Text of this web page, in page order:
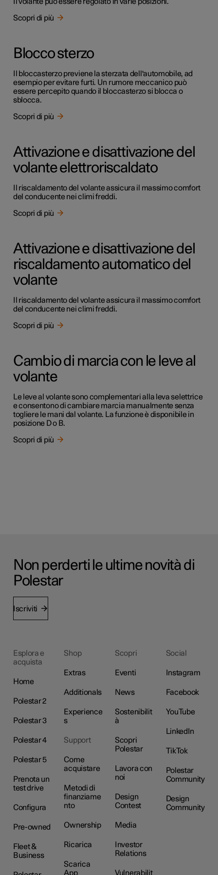
Scopri di più
Blocco sterzo
Il bloccasterzo previene la sterzata dell'automobile, ad
esempio per evitare furti. Un rumore meccanico può
essere percepito quando il bloccasterzo si blocca o
sblocca.
Scopri di più
Attivazione e disattivazione del
volante elettroriscaldato
Il riscaldamento del volante assicura il massimo comfort
del conducente nei climi freddi.
Scopri di più
Attivazione e disattivazione del
riscaldamento automatico del
volante
Il riscaldamento del volante assicura il massimo comfort
del conducente nei climi freddi.
Scopri di più
Cambio di marcia con le leve al
volante
Le leve al volante sono complementari alla leva selettrice
e consentono di cambiare marcia manualmente senza
togliere le mani dal volante. La funzione è disponibile in
posizione D o B.
Scopri di più
Non perderti le ultime novità di
Polestar
Iscriviti
Esplora e
acquista
Home
Polestar 2
Polestar 3
Polestar 4
Polestar 5
Prenota un
test drive
Configura
Pre-owned
Fleet &
Business
Shop
Extras
Additionals
Experience
s
Support
Come
acquistare
Metodi di
finanziame
nto
Ownership
Ricarica
Scarica
App
Scopri
Eventi
News
Sostenibilit
à
Scopri
Polestar
Lavora con
noi
Design
Contest
Media
Investor
Relations
Vulnerabilit
Social
Instagram
Facebook
YouTube
LinkedIn
TikTok
Polestar
Community
Design
Community